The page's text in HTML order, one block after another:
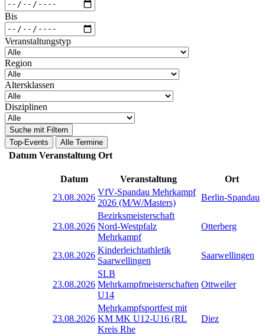
Bis
Veranstaltungstyp
Region
Altersklassen
Disziplinen
Suche mit Filtern
Top-Events
Alle Termine
Datum Veranstaltung Ort
Datum Veranstaltung
Ort
23.08.2026
VfV-Spandau Mehrkampf
2026 (M/W/Masters)
Berlin-Spandau
23.08.2026
Bezirksmeisterschaft
Nord-Westpfalz
Mehrkampf
Otterberg
23.08.2026
Kinderleichtathletik
Saarwellingen
Saarwellingen
23.08.2026
SLB
Mehrkampfmeisterschaften
U14
Ottweiler
23.08.2026
Mehrkampfsportfest mit
KM MK U12-U16 (RL
Kreis Rhe
Diez